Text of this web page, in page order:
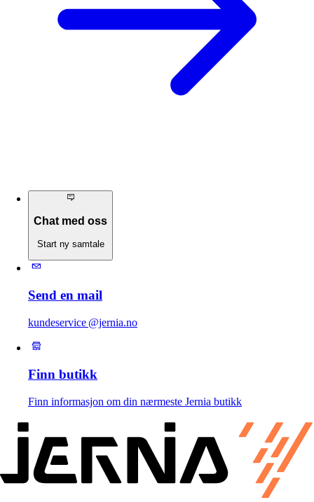
Chat med oss
Start ny samtale
Send en mail
kundeservice @jernia.no
Finn butikk
Finn informasjon om din nærmeste Jernia butikk